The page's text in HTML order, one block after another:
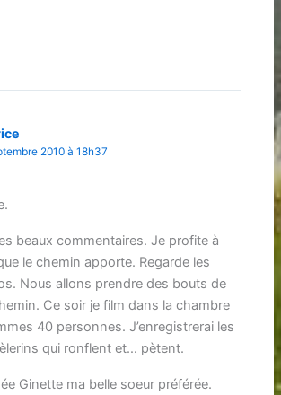
2010 à 18h37
beaux commentaires. Je profite à
le chemin apporte. Regarde les
Nous allons prendre des bouts de
Ce soir je film dans la chambre
40 personnes. J’enregistrerai les
qui ronflent et… pètent.
Ginette ma belle soeur préférée.